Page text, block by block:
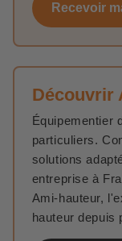
Recevoir
Découvrir
Équipementier
particuliers.
solutions
entreprise à
Ami-hauteur,
hauteur depuis